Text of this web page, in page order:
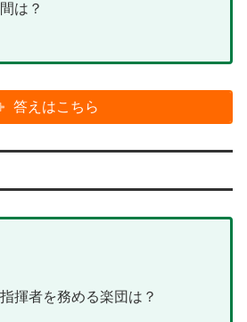
は？
答えはこちら
揮者を務める楽団は？